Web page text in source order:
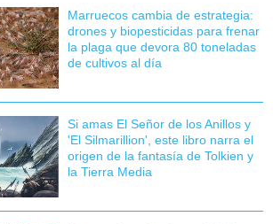
Marruecos cambia de estrategia:
drones y biopesticidas para frenar
la plaga que devora 80 toneladas
de cultivos al día
Si amas El Señor de los Anillos y
'El Silmarillion', este libro narra el
origen de la fantasía de Tolkien y
la Tierra Media